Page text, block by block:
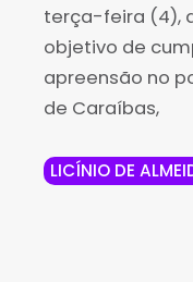
terça-feira (4),
objetivo de
apreensão no
de Caraíbas,
LICÍNIO DE